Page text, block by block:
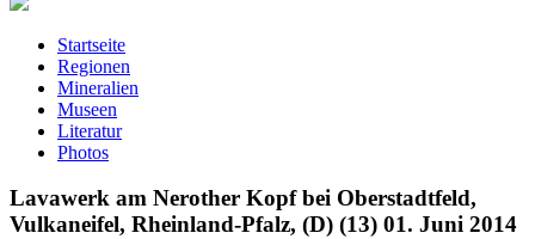
Startseite
Regionen
Mineralien
Museen
Literatur
Photos
Lavawerk am Nerother Kopf bei Oberstadtfeld,
Vulkaneifel, Rheinland-Pfalz, (D) (13) 01. Juni 2014